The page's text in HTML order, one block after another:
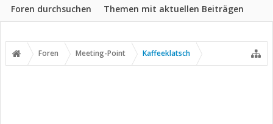
Foren durchsuchen Themen mit aktuellen Beiträgen
Foren Meeting-Point Kaffeeklatsch